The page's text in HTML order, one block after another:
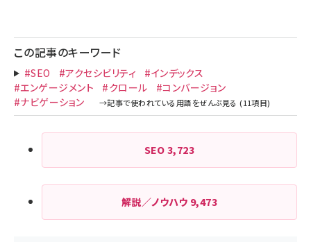
この記事のキーワード
#SEO #アクセシビリティ
#インデックス
#エンゲージメント
#クロール
#コンバージョン
#ナビゲーション
SEO 3,723
解説／ノウハウ 9,473